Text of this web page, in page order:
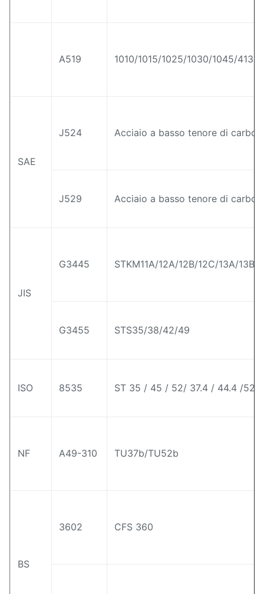
A519 1010/1015/1025/1030/1045/
SAE
J524 Acciaio a basso tenore di
J529 Acciaio a basso tenore di
JIS
G3445 STKM11A/12A/12B/12C/13A/
G3455 STS35/38/42/49
ISO 8535 ST 35 / 45 / 52/ 37.4 / 44.4 /52.4
NF A49-310 TU37b/TU52b
BS
3602 CFS 360